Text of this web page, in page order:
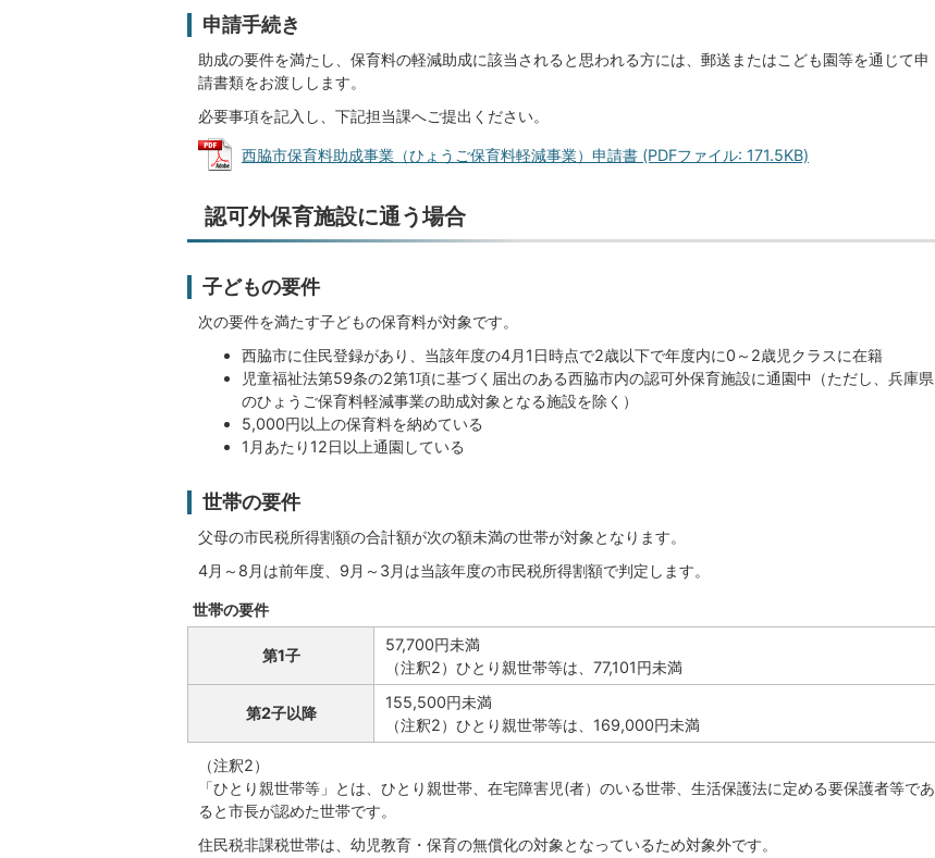
申請手続き
助成の要件を満たし、保育料の軽減助成に該当されると思われる方には、郵送またはこども園等を通じて申
請書類をお渡しします。
必要事項を記入し、下記担当課へご提出ください。
西脇市保育料助成事業（ひょうご保育料軽減事業）申請書 (PDFファイル: 171.5KB)
認可外保育施設に通う場合
子どもの要件
次の要件を満たす子どもの保育料が対象です。
西脇市に住民登録があり、当該年度の4月1日時点で2歳以下で年度内に0～2歳児クラスに在籍
児童福祉法第59条の2第1項に基づく届出のある西脇市内の認可外保育施設に通園中（ただし、兵庫県
のひょうご保育料軽減事業の助成対象となる施設を除く）
5,000円以上の保育料を納めている
1月あたり12日以上通園している
世帯の要件
父母の市民税所得割額の合計額が次の額未満の世帯が対象となります。
4月～8月は前年度、9月～3月は当該年度の市民税所得割額で判定します。
世帯の要件
第1子
57,700円未満
（注釈2）ひとり親世帯等は、77,101円未満
第2子以降
155,500円未満
（注釈2）ひとり親世帯等は、169,000円未満
（注釈2）
「ひとり親世帯等」とは、ひとり親世帯、在宅障害児(者）のいる世帯、生活保護法に定める要保護者等であ
ると市長が認めた世帯です。
住民税非課税世帯は、幼児教育・保育の無償化の対象となっているため対象外です。